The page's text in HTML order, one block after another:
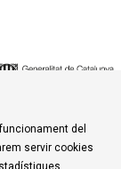
del
servir cookies